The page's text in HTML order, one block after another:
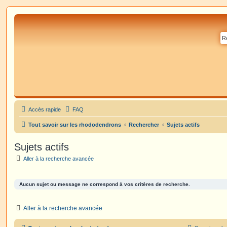
Accès rapide FAQ
Tout savoir sur les rhododendrons Rechercher Sujets actifs
Sujets actifs
Aller à la recherche avancée
Aucun sujet ou message ne correspond à vos critères de recherche.
Aller à la recherche avancée